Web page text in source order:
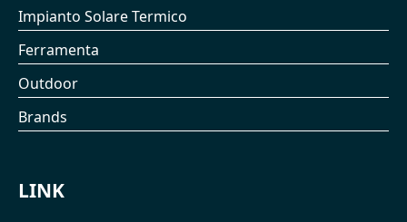
Impianto Solare Termico
Ferramenta
Outdoor
Brands
LINK